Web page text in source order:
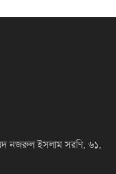
নজরুল ইসলাম সরণি, ৬১,